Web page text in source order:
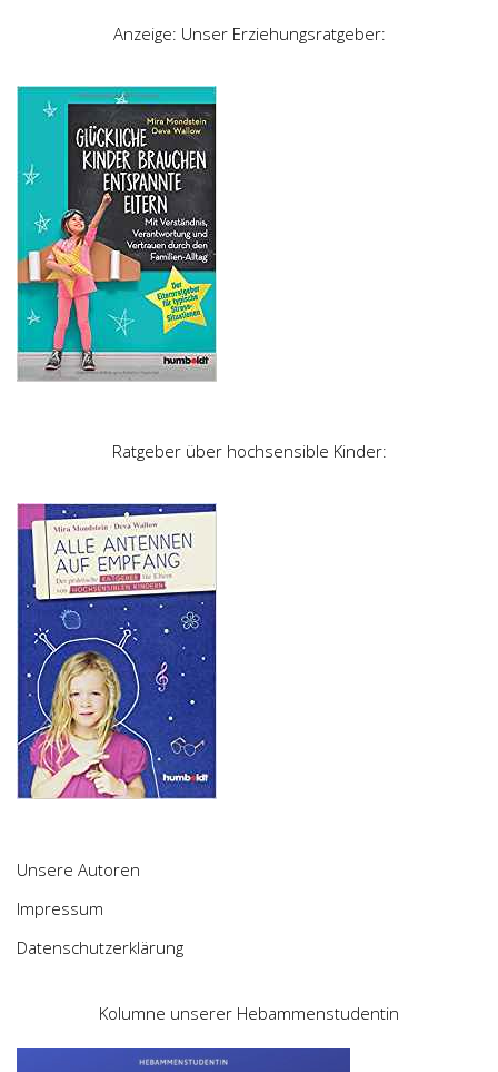
Anzeige: Unser Erziehungsratgeber:
Ratgeber über hochsensible Kinder:
Unsere Autoren
Impressum
Datenschutzerklärung
Kolumne unserer Hebammenstudentin